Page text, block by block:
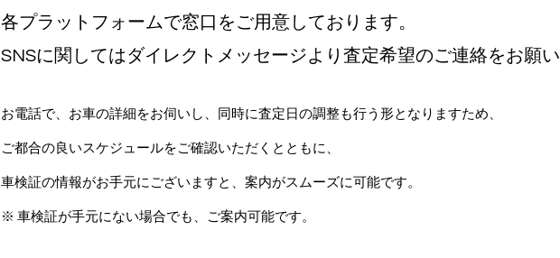
各プラットフォームで窓口をご用意しております。
SNSに関してはダイレクトメッセージより査定希望のご連絡をお願
お電話で、お車の詳細をお伺いし、同時に査定日の調整も行う形となりますため、
ご都合の良いスケジュールをご確認いただくとともに、
車検証の情報がお手元にございますと、案内がスムーズに可能です。
​※ 車検証が手元にない場合でも、ご案内可能です。